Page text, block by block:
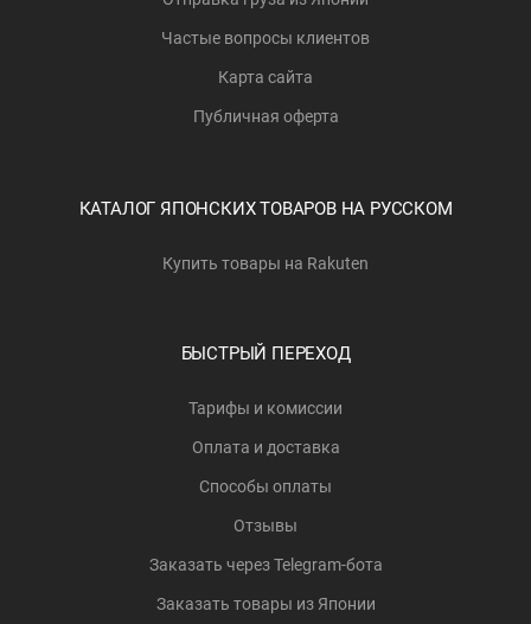
Частые вопросы клиентов
Карта сайта
Публичная оферта
КАТАЛОГ ЯПОНСКИХ ТОВАРОВ НА РУССКОМ
Купить товары на Rakuten
БЫСТРЫЙ ПЕРЕХОД
Тарифы и комиссии
Оплата и доставка
Способы оплаты
Отзывы
Заказать через Telegram-бота
Заказать товары из Японии